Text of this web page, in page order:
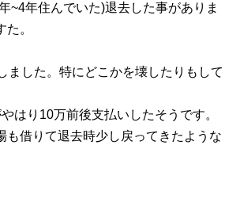
~4年住んでいた)退去した事がありま
。
ました。特にどこかを壊したりもして
はり10万前後支払いしたそうです。
借りて退去時少し戻ってきたような